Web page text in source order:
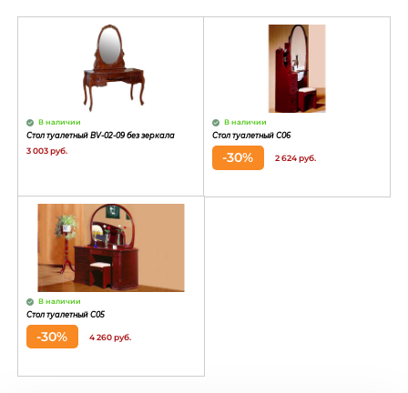
В наличии
Стол туалетный BV-02-09 без зеркала
3 003 руб.
В наличии
Стол туалетный С06
-30% 2 624 руб.
В наличии
Стол туалетный С05
-30% 4 260 руб.